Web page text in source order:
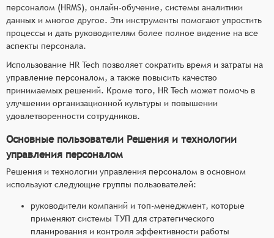
персоналом (HRMS), онлайн-обучение, системы аналитики
данных и многое другое. Эти инструменты помогают упростить
процессы и дать руководителям более полное видение на все
аспекты персонала.
Использование HR Tech позволяет сократить время и затраты на
управление персоналом, а также повысить качество
принимаемых решений. Кроме того, HR Tech может помочь в
улучшении организационной культуры и повышении
удовлетворенности сотрудников.
Основные пользователи Решения и технологии
управления персоналом
Решения и технологии управления персоналом в основном
используют следующие группы пользователей:
руководители компаний и топ-менеджмент, которые
применяют системы ТУП для стратегического
планирования и контроля эффективности работы